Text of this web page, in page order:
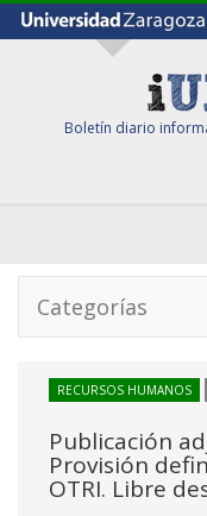
Boletín diario
Categorías
RECURSOS HUMANOS
Publicación
Provisión
OTRI. Libre